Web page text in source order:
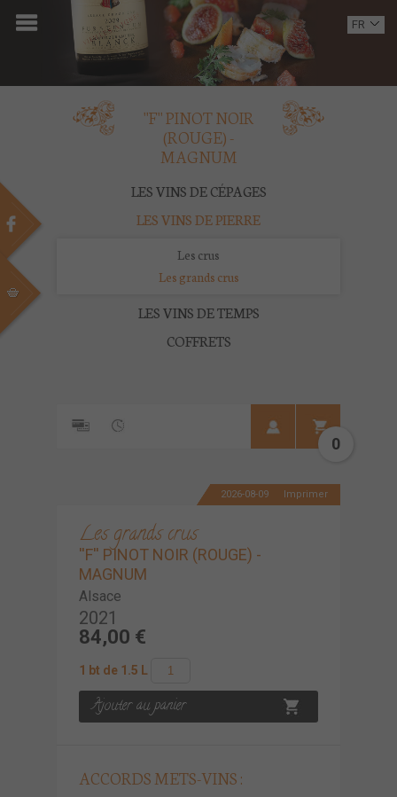
ACCUEIL
DOMAINE
VINS
BOUTIQUE
MULTIMEDIA
PRESSE
PARTENAIRES
FR
''F'' PINOT NOIR
(ROUGE) -
MAGNUM
LES VINS DE CÉPAGES
LES VINS DE PIERRE
Les crus
Les grands crus
LES VINS DE TEMPS
COFFRETS
0
2026-08-09 Imprimer
Les grands crus
''F'' PINOT NOIR (ROUGE) -
MAGNUM
Alsace
2021
84,00 €
1 bt de 1.5 L
ACCORDS METS-VINS :